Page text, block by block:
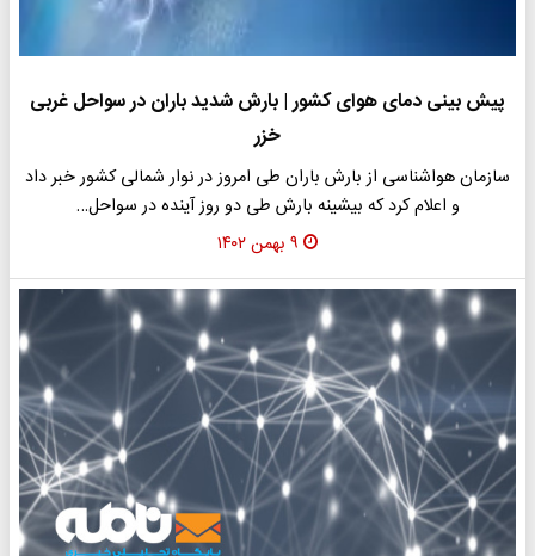
پیش بینی دمای هوای کشور | بارش شدید باران در سواحل غربی
خزر
سازمان هواشناسی از بارش باران طی امروز در نوار شمالی کشور خبر داد
و اعلام کرد که بیشینه بارش طی دو روز آینده در سواحل…
۹ بهمن ۱۴۰۲